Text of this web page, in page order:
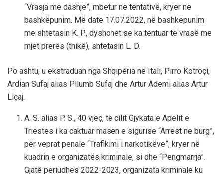
“Vrasja me dashje”, mbetur në tentativë, kryer në
bashkëpunim. Më datë 17.07.2022, në bashkëpunim
me shtetasin K. P., dyshohet se ka tentuar të vrasë me
mjet prerës (thikë), shtetasin L. D.
Po ashtu, u ekstraduan nga Shqipëria në Itali, Pirro Kotroçi,
Ardian Sufaj alias Pllumb Sufaj dhe Artur Ademi alias Artur
Liçaj.
A. S. alias P. S., 40 vjeç, të cilit Gjykata e Apelit e
Triestes i ka caktuar masën e sigurisë “Arrest në burg”,
për veprat penale “Trafikimi i narkotikëve”, kryer në
kuadrin e organizatës kriminale, si dhe “Pengmarrja”.
Gjatë periudhës 2022-2023, organizata kriminale ku